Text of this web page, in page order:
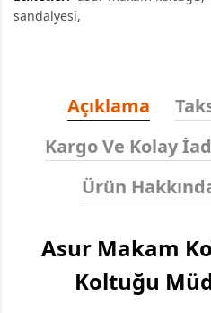
sandalyesi
Açıklama
Kargo Ve Kolay
Ürün
Asur Makam
Koltuğu